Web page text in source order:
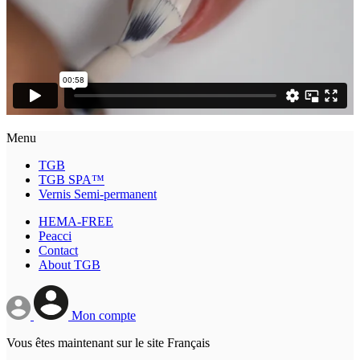
Menu
TGB
TGB SPA™
Vernis Semi-permanent
HEMA-FREE
Peacci
Contact
About TGB
Mon compte
Vous êtes maintenant sur le site Français